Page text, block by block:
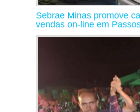
Sebrae Minas promove
vendas on-line em